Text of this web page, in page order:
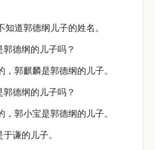
道郭德纲儿子的姓名。
德纲的儿子吗？
郭麒麟是郭德纲的儿子。
德纲的儿子吗？
郭小宝是郭德纲的儿子。
谦的儿子。